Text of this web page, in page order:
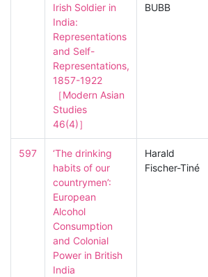
Irish Soldier in
India:
Representations
and Self-
Representations,
1857-1922
［Modern Asian
Studies
46(4)］
BUBB
597
‘The drinking
habits of our
countrymen’:
European
Alcohol
Consumption
and Colonial
Power in British
India
Harald
Fischer-Tiné